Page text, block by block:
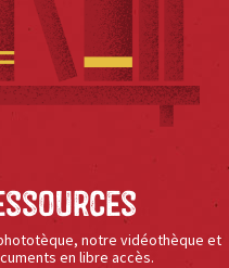
notre vidéothèque et
en libre accès.